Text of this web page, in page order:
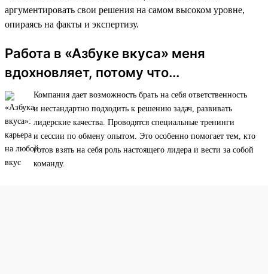
аргументировать свои решения на самом высоком уровне,
опираясь на факты и экспертизу.
Работа в «Азбуке вкуса» меня
вдохновляет, потому что...
Компания дает возможность брать на себя ответственность
и нестандартно подходить к решению задач, развивать
лидерские качества. Проводятся специальные тренинги
и сессии по обмену опытом. Это особенно помогает тем, кто
готов взять на себя роль настоящего лидера и вести за собой
команду.